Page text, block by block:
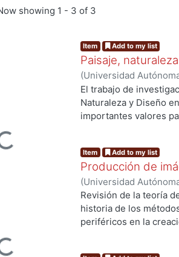
showing 1 - 3 of 3
Item Add to my list
Paisaje,
(Universidad
de Servicios de
El trabajo de
Naturaleza y Diseño
importantes valores
en una unidad
apoyan en un
un equilibrio con la
categoría de Paisaje
abarcante, cuyos
actuación. Se elabora
Item Add to my list
Producción de
(Universidad
de Servicios de
Revisión de la teoría
historia de los
periféricos en la